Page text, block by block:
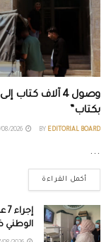
وصول 4 آلاف
بكتاب”
BY EDITORIAL BOARD
...
أكمل القراءة
الوطني